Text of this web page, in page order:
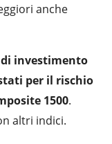
anche
investimento
per il rischio
1500.
altri indici.